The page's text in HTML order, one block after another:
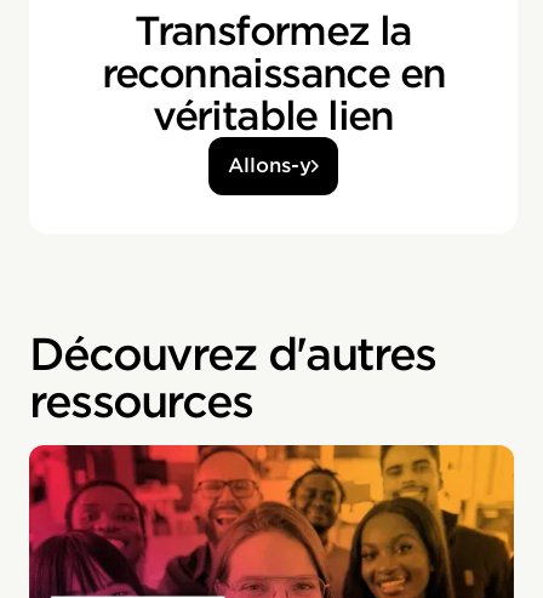
Transformez la
reconnaissance en
véritable lien
Allons-y
Découvrez d'autres
ressources